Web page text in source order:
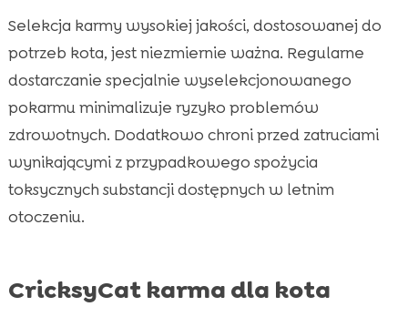
Selekcja karmy wysokiej jakości, dostosowanej do
potrzeb kota, jest niezmiernie ważna. Regularne
dostarczanie specjalnie wyselekcjonowanego
pokarmu minimalizuje ryzyko problemów
zdrowotnych. Dodatkowo chroni przed zatruciami
wynikającymi z przypadkowego spożycia
toksycznych substancji dostępnych w letnim
otoczeniu.
CricksyCat karma dla kota